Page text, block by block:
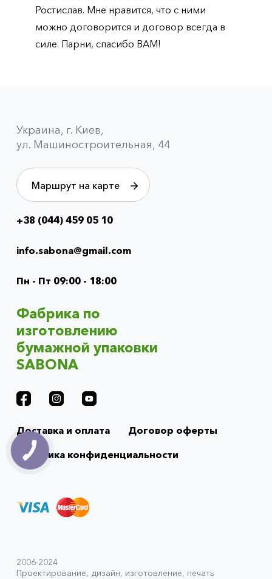
Ростислав. Мне нравится, что с ними
можно договорится и договор всегда в
силе. Парни, спасибо ВАМ!
Украина, г. Киев,
ул. Машиностроительная, 44
Маршрут на карте
+38 (044) 459 05 10
info.sabona@gmail.com
Пн - Пт 09:00 - 18:00
Фабрика по
изготовлению
бумажной упаковки
SABONA
menu
Доставка и оплата
Договор оферты
Политика конфиденциальности
2006-2024
Проектирование, дизайн, изготовление, печать